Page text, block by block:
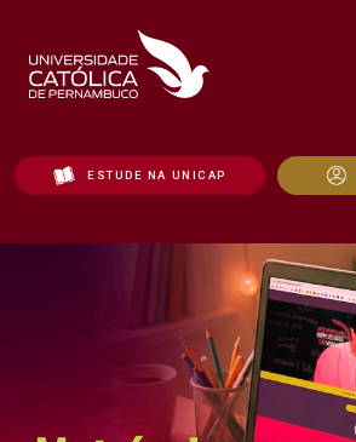
ESTUDE NA UNICAP